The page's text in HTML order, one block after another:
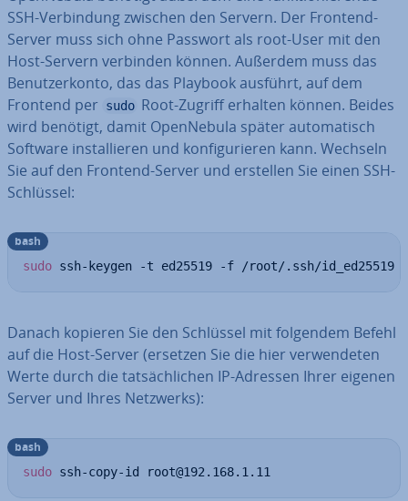
SSH-Ver­bin­dung zwischen den Servern. Der Frontend-
Server muss sich ohne Passwort als root-User mit den
Host-Servern verbinden können. Außerdem muss das
Be­nut­zer­kon­to, das das Playbook ausführt, auf dem
Frontend per
sudo Root-Zugriff erhalten können. Beides
wird benötigt, damit Open­Ne­bu­la später au­to­ma­tisch
Software in­stal­lie­ren und kon­fi­gu­rie­ren kann. Wechseln
Sie auf den Frontend-Server und erstellen Sie einen SSH-
Schlüssel:
sudo ssh-keygen -t ed25519 -f /root/.ssh/id_ed25519
bash
Danach kopieren Sie den Schlüssel mit folgendem Befehl
auf die Host-Server (ersetzen Sie die hier ver­wen­de­ten
Werte durch die tat­säch­li­chen IP-Adressen Ihrer eigenen
Server und Ihres Netzwerks):
sudo ssh-copy-id root@192.168.1.11
bash